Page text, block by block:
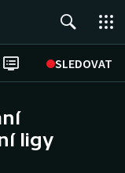
SLEDOVAT
ligy